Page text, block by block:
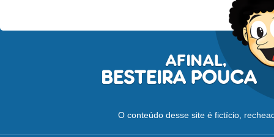
O conteúdo desse site é fictício,